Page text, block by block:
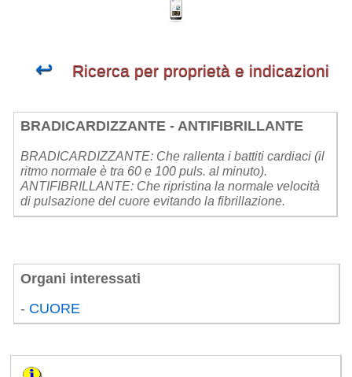
↩ Ricerca per proprietà e indicazioni
BRADICARDIZZANTE - ANTIFIBRILLANTE
BRADICARDIZZANTE: Che rallenta i battiti cardiaci (il
ritmo normale è tra 60 e 100 puls. al minuto).
ANTIFIBRILLANTE: Che ripristina la normale velocità
di pulsazione del cuore evitando la fibrillazione.
Organi interessati
- CUORE